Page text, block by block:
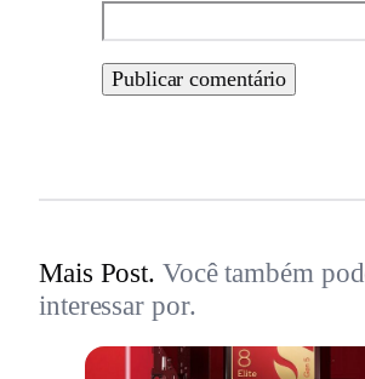
Mais Post. Você também
interessar por.